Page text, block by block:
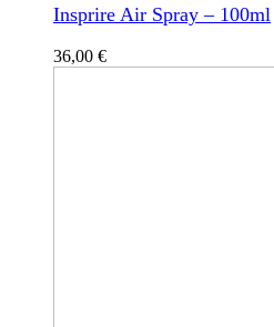
Insprire Air Spray – 100ml
36,00 €